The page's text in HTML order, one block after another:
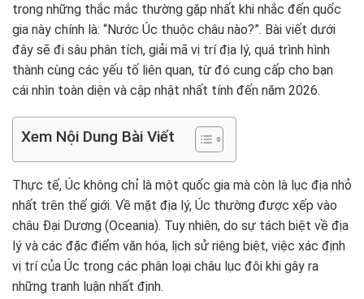
trong những thắc mắc thường gặp nhất khi nhắc đến quốc
gia này chính là: “Nước Úc thuộc châu nào?”. Bài viết dưới
đây sẽ đi sâu phân tích, giải mã vị trí địa lý, quá trình hình
thành cùng các yếu tố liên quan, từ đó cung cấp cho bạn
cái nhìn toàn diện và cập nhật nhất tính đến năm 2026.
Xem Nội Dung Bài Viết
Thực tế, Úc không chỉ là một quốc gia mà còn là lục địa nhỏ
nhất trên thế giới. Về mặt địa lý, Úc thường được xếp vào
châu Đại Dương (Oceania). Tuy nhiên, do sự tách biệt về địa
lý và các đặc điểm văn hóa, lịch sử riêng biệt, việc xác định
vị trí của Úc trong các phân loại châu lục đôi khi gây ra
những tranh luận nhất định.